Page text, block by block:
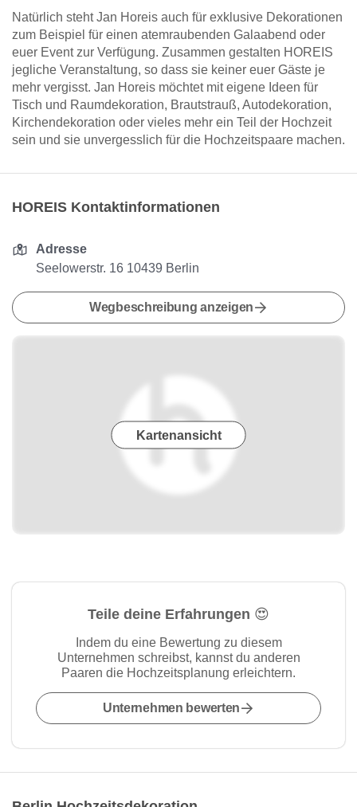
Natürlich steht Jan Horeis auch für exklusive Dekorationen
zum Beispiel für einen atemraubenden Galaabend oder
euer Event zur Verfügung. Zusammen gestalten HOREIS
jegliche Veranstaltung, so dass sie keiner euer Gäste je
mehr vergisst. Jan Horeis möchtet mit eigene Ideen für
Tisch und Raumdekoration, Brautstrauß, Autodekoration,
Kirchendekoration oder vieles mehr ein Teil der Hochzeit
sein und sie unvergesslich für die Hochzeitspaare machen.
HOREIS Kontaktinformationen
Adresse
Seelowerstr. 16 10439 Berlin
Wegbeschreibung anzeigen
Kartenansicht
Teile deine Erfahrungen 😍
Indem du eine Bewertung zu diesem
Unternehmen schreibst, kannst du anderen
Paaren die Hochzeitsplanung erleichtern.
Unternehmen bewerten